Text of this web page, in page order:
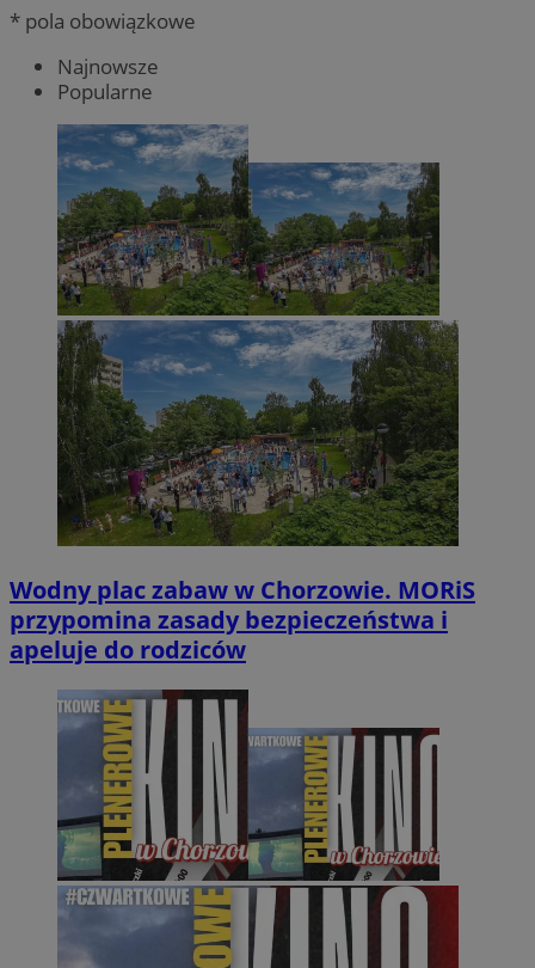
* pola obowiązkowe
Najnowsze
Popularne
Wodny plac zabaw w Chorzowie. MORiS
przypomina zasady bezpieczeństwa i
apeluje do rodziców